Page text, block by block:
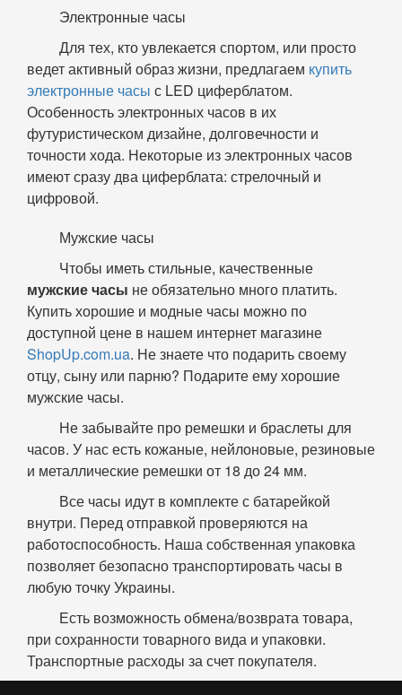
Электронные часы
Для тех, кто увлекается спортом, или просто
ведет активный образ жизни, предлагаем купить
электронные часы с LED циферблатом.
Особенность электронных часов в их
футуристическом дизайне, долговечности и
точности хода. Некоторые из электронных часов
имеют сразу два циферблата: стрелочный и
цифровой.
Мужские часы
Чтобы иметь стильные, качественные
мужские часы не обязательно много платить.
Купить хорошие и модные часы можно по
доступной цене в нашем интернет магазине
ShopUp.com.ua. Не знаете что подарить своему
отцу, сыну или парню? Подарите ему хорошие
мужские часы.
Не забывайте про ремешки и браслеты для
часов. У нас есть кожаные, нейлоновые, резиновые
и металлические ремешки от 18 до 24 мм.
Все часы идут в комплекте с батарейкой
внутри. Перед отправкой проверяются на
работоспособность. Наша собственная упаковка
позволяет безопасно транспортировать часы в
любую точку Украины.
Есть возможность обмена/возврата товара,
при сохранности товарного вида и упаковки.
Транспортные расходы за счет покупателя.